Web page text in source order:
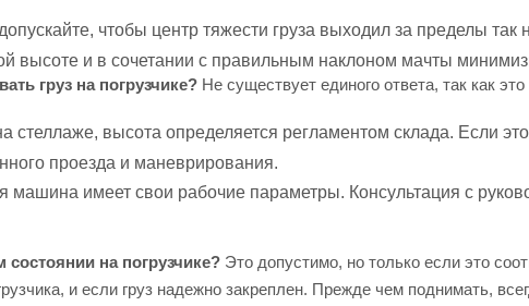
чтобы центр тяжести груза выходил за пределы так
высоте и в сочетании с правильным наклоном мачты
груз на погрузчике? Не существует единого ответа, так как это
стеллаже, высота определяется регламентом склада. Если
проезда и маневрирования.
машина имеет свои рабочие параметры. Консультация с
на погрузчике? Это допустимо, но только если это
и если груз надежно закреплен. Прежде чем поднимать,